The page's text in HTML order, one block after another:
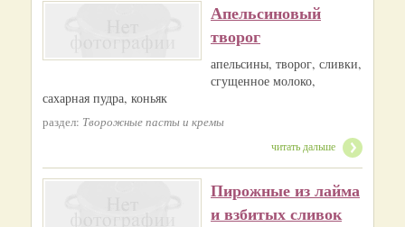
Апельсиновый
творог
апельсины, творог, сливки,
сгущенное молоко,
сахарная пудра, коньяк
раздел: Творожные пасты и кремы
читать дальше
Пирожные из лайма
и взбитых сливок